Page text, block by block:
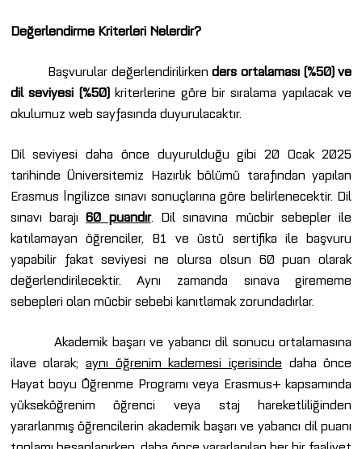
Değerlendirme Kriterleri Nelerdir?
Başvurular değerlendirilirkenders ortalaması (%50) ve
dil seviyesi (%50)kriterlerine göre bir sıralama yapılacak ve
okulumuz web sayfasında duyurulacaktır.
Dil seviyesi daha önce duyurulduğu gibi 20 Ocak 2025
tarihinde Üniversitemiz Hazırlık bölümü tarafından yapılan
Erasmus İngilizce sınavı sonuçlarına göre belirlenecektir. Dil
sınavı barajı60 puandır. Dil sınavına mücbir sebepler ile
katılamayan öğrenciler, B1 ve üstü sertifika ile başvuru
yapabilir fakat seviyesi ne olursa olsun 60 puan olarak
değerlendirilecektir. Aynı zamanda sınava girememe
sebepleri olan mücbir sebebi kanıtlamak zorundadırlar.
Akademik başarı ve yabancı dil sonucu ortalamasına
ilave olarak;aynı öğrenim kademesi içerisinde daha önce
Hayat boyu Öğrenme Programı veya Erasmus+ kapsamında
yükseköğrenim öğrenci veya staj hareketliliğinden
yararlanmış öğrencilerin akademik başarı ve yabancı dil puanı